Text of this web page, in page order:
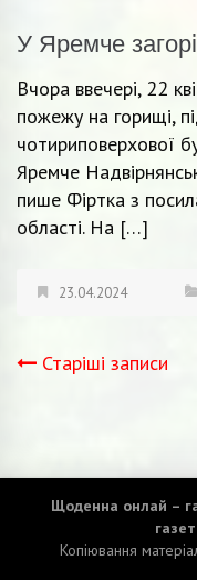
У Яремче
Вчора ввечері, 22
пожежу на горищі,
чотириповерхової
Яремче
пише Фіртка з
області. На […]
23.04.2024
Навігація
Старіші записи
Щоденна онлай –
Копіювання